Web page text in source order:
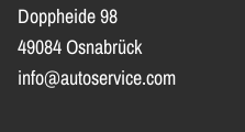
Doppheide 98
49084 Osnabrück
info@autoservice.com